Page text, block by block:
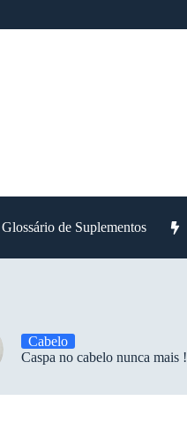
Glossário de Suplementos
Cabelo
Caspa no cabelo nunca mais !